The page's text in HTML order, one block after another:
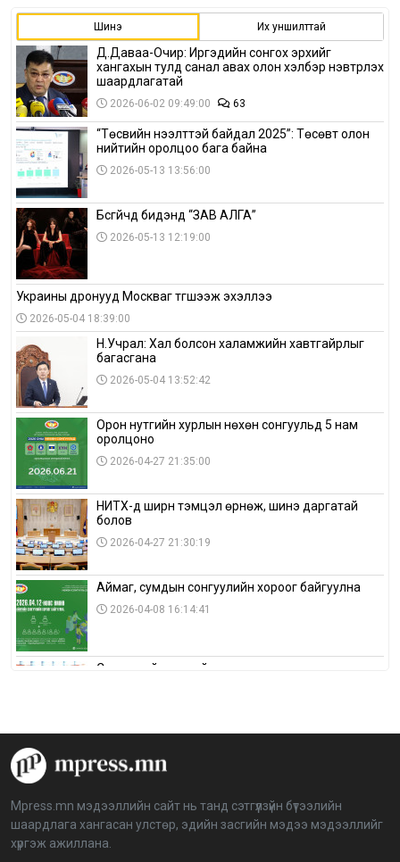
Шинэ Их уншилттай
Д.Даваа-Очир: Иргэдийн сонгох эрхийг
хангахын тулд санал авах олон хэлбэр нэвтрүүлэх
шаардлагатай
2026-06-02 09:49:00 63
“Төсвийн нээлттэй байдал 2025”: Төсөвт олон
нийтийн оролцоо бага байна
2026-05-13 13:56:00
Бүсгүйчүүд бидэнд “ЗАВ АЛГА”
2026-05-13 12:19:00
Украины дронууд Москваг түгшээж эхэллээ
2026-05-04 18:39:00
Н.Учрал: Хал болсон халамжийн хавтгайрлыг
багасгана
2026-05-04 13:52:42
Орон нутгийн хурлын нөхөн сонгуульд 5 нам
оролцоно
2026-04-27 21:35:00
НИТХ-д ширүүн тэмцэл өрнөж, шинэ даргатай
болов
2026-04-27 21:30:19
Аймаг, сумдын сонгуулийн хороог байгуулна
2026-04-08 16:14:41
Сонгуулийн хуулийн зөрчил, шалгах,
аймагт үргэлжилж байна
BTS-ийн тоглолтыг Netflix дэлхий даяар шууд
дамжуулна
Mpress.mn мэдээллийн сайт нь танд сэтгүүлзүйн бүтээлийн
шаардлага хангасан улстөр, эдийн засгийн мэдээ мэдээллийг
хүргэж ажиллана.